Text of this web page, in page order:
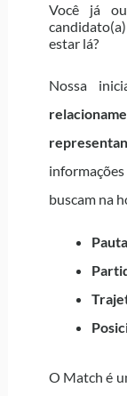
Você já
estar lá?
Nossa
buscam na
O Match é